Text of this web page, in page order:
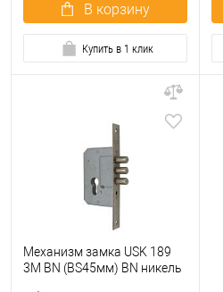
В корзину
Купить в 1 клик
Механизм замка USK 189
3M BN (BS45мм) BN никель